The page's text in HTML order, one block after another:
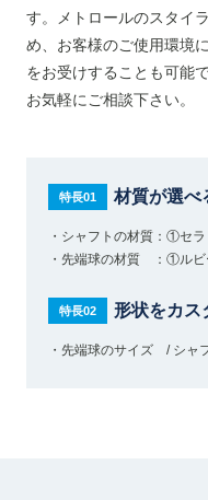
す。メトロールのスタイ
め、お客様のご使用環境
をお受けすることも可能で
お気軽にご相談下さい。
特長01 材質が選べ
・シャフトの材質：①セ
・先端球の材質 ：①ル
特長02 形状をカス
・先端球のサイズ / シャ